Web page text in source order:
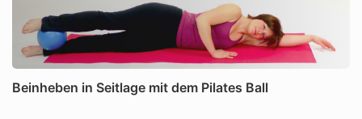
Beinheben in Seitlage mit dem Pilates Ball